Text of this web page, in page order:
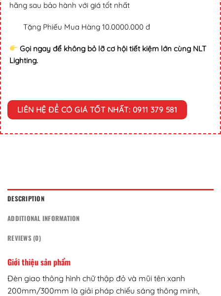
hãng sau bảo hành với giá tốt nhất
Tặng Phiếu Mua Hàng 10.0000.000 đ
Gọi ngay để không bỏ lỡ cơ hội tiết kiệm lớn cùng NLT
Lighting.
LIÊN HỆ ĐỂ CÓ GIÁ TỐT NHẤT: 0911 379 581
DESCRIPTION
ADDITIONAL INFORMATION
REVIEWS (0)
Giới thiệu sản phẩm
Đèn giao thông hình chữ thập đỏ và mũi tên xanh
200mm/300mm là giải pháp chiếu sáng thông minh,